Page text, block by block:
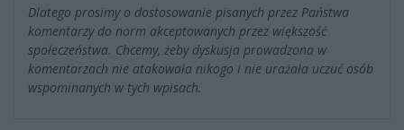
Dlatego prosimy o dostosowanie pisanych przez Państwa
komentarzy do norm akceptowanych przez większość
społeczeństwa. Chcemy, żeby dyskusja prowadzona w
komentarzach nie atakowała nikogo i nie urażała uczuć osób
wspominanych w tych wpisach.